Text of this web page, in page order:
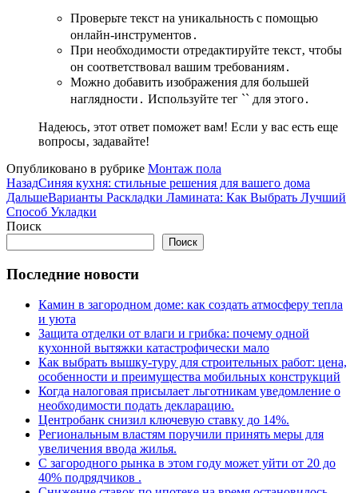
Проверьте текст на уникальность с помощью
онлайн-инструментов․
При необходимости отредактируйте текст‚ чтобы
он соответствовал вашим требованиям․
Можно добавить изображения для большей
наглядности․ Используйте тег `` для этого․
Надеюсь‚ этот ответ поможет вам! Если у вас есть еще
вопросы‚ задавайте!
Опубликовано в рубрике Монтаж пола
НазадСиняя кухня: стильные решения для вашего дома
ДальшеВарианты Раскладки Ламината: Как Выбрать Лучший
Способ Укладки
Поиск
Поиск
Последние новости
Камин в загородном доме: как создать атмосферу тепла
и уюта
Защита отделки от влаги и грибка: почему одной
кухонной вытяжки катастрофически мало
Как выбрать вышку-туру для строительных работ: цена,
особенности и преимущества мобильных конструкций
Когда налоговая присылает льготникам уведомление о
необходимости подать декларацию.
Центробанк снизил ключевую ставку до 14%.
Региональным властям поручили принять меры для
увеличения ввода жилья.
С загородного рынка в этом году может уйти от 20 до
40% подрядчиков .